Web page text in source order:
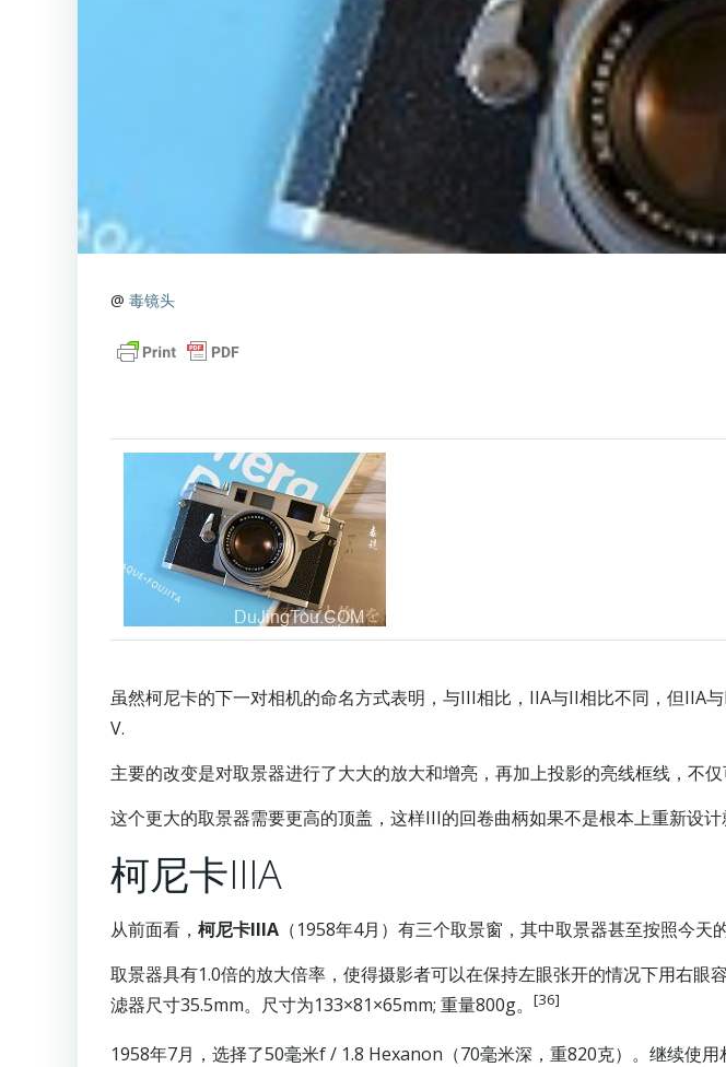
@ 毒镜头
虽然柯尼卡的下一对相机的命名方式表明，与III相比，IIA与II相比不同，但IIA
V.
主要的改变是对取景器进行了大大的放大和增亮，再加上投影的亮线框线，不
这个更大的取景器需要更高的顶盖，这样III的回卷曲柄如果不是根本上重新设计
柯尼卡IIIA
从前面看， 柯尼卡IIIA （1958年4月）有三个取景窗，其中取景器甚至按照今
取景器具有1.0倍的放大倍率，使得摄影者可以在保持左眼张开的情况下用右
滤器尺寸35.5mm。尺寸为133×81×65mm; 重量800g。
[36]
1958年7月，选择了50毫米f / 1.8 Hexanon（70毫米深，重820克）。继续使用